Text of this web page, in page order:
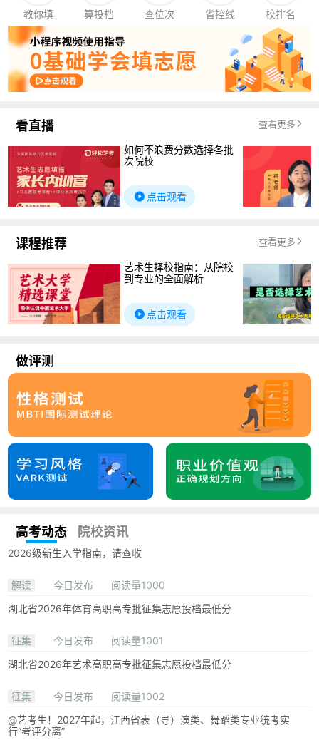
教你填 算投档 查位次 省控线 校排名
看直播 查看更多
如何不浪费分数选择各批
次院校
点击观看
课程推荐 查看更多
艺术生择校指南：从院校
到专业的全面解析
点击观看
做评测
高考动态 院校资讯
2026级新生入学指南，请查收
解读 今日发布
阅读量1000
湖北省2026年体育高职高专批征集志愿投档最低分
征集 今日发布
阅读量1001
湖北省2026年艺术高职高专批征集志愿投档最低分
征集 今日发布
阅读量1002
@艺考生！2027年起，江西省表（导）演类、舞蹈类专业统考实
行“考评分离”